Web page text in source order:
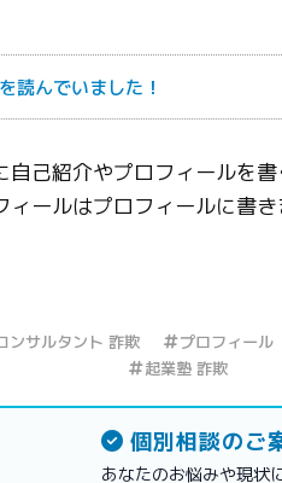
読んでいました！
自己紹介やプロフィールを
ールはプロフィールに書き
ンサルタント 詐欺 プロフィール
起業塾 詐欺
個別相談のご
あなたのお悩みや現状